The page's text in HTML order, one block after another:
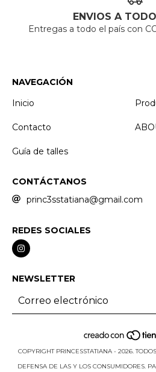
ENVIOS A
Entregas a todo el país con
NAVEGACIÓN
Inicio
Contacto
Guía de talles
CONTÁCTANOS
princ3sstatiana@gmail.com
REDES SOCIALES
NEWSLETTER
COPYRIGHT PRINCESSTATIANA - 2026.
DEFENSA DE LAS Y LOS CONSUMIDORES.